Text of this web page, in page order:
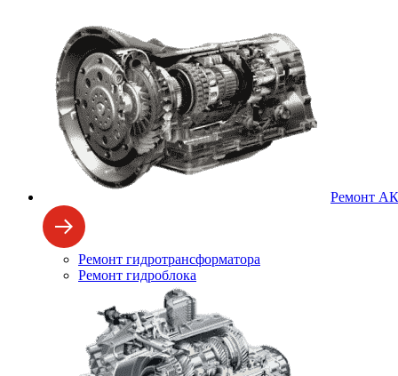
Ремонт
Ремонт гидротрансформатора
Ремонт гидроблока